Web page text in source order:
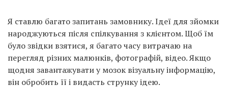
Я ставлю багато запитань замовнику. Ідеї ​​для зйомки
народжуються після спілкування з клієнтом. Щоб їм
було звідки взятися, я багато часу витрачаю на
перегляд різних малюнків, фотографій, відео. Якщо
щодня завантажувати у мозок візуальну інформацію,
він обробить її і видасть струнку ідею.